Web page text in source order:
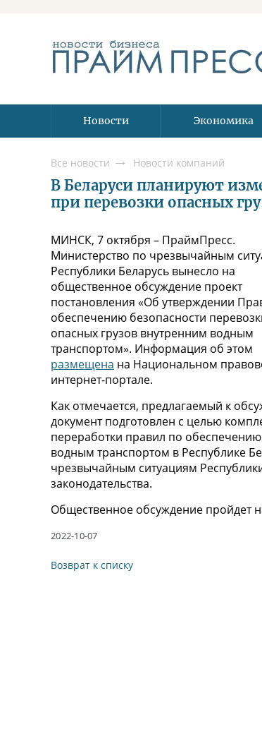
Новости Экономика
Все новости Новости компаний
В Беларуси планируют
при перевозки опасных
МИНСК, 7 октября – ПраймПресс.
Министерство по чрезвычайным
Республики Беларусь вынесло на
общественное обсуждение проект
постановления «Об утверждении
обеспечению безопасности
опасных грузов внутренним водным
транспортом». Информация об этом
размещена на Национальном
интернет-портале.
Как отмечается, предлагаемый к
документ подготовлен с целью
переработки правил по
водным транспортом в Республике
чрезвычайным ситуациям
законодательства.
Общественное обсуждение пройдет
2022-10-07
Возврат к списку